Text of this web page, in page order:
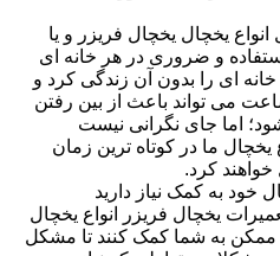
یخچال یخچال فریزر و یا
و ضروری در هر خانه ای
ای را بدون آن زندگی کرد و
می تواند باعث از بین رفتن
اما جای نگرانی نیست
ما در کوتاه ترین زمان
کرد.
خود به کمک نیاز دارید
یخچال فریزر انواع یخچال
ممکن به شما کمک کنند تا مشکل